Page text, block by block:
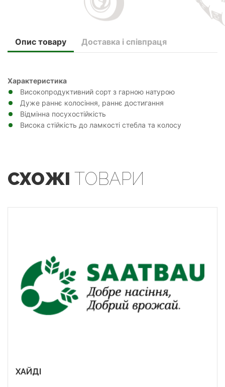
Опис товару Доставка і співпраця
Характеристика
Високопродуктивний сорт з гарною натурою
Дуже раннє колосіння, раннє достигання
Відмінна посухостійкість
Висока стійкість до ламкості стебла та колосу
СХОЖІ ТОВАРИ
ХАЙДІ